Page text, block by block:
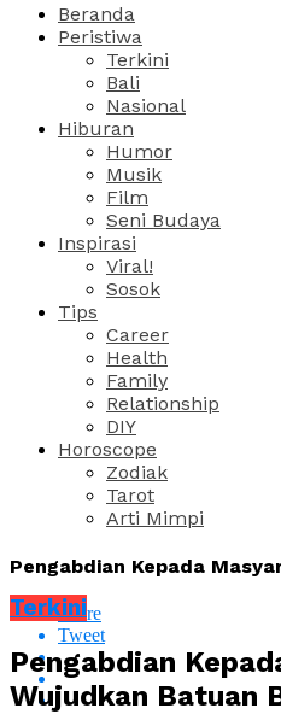
Beranda
Peristiwa
Terkini
Bali
Nasional
Hiburan
Humor
Musik
Film
Seni Budaya
Inspirasi
Viral!
Sosok
Tips
Career
Health
Family
Relationship
DIY
Horoscope
Zodiak
Tarot
Arti Mimpi
Pengabdian Kepada
Share
Tweet
Terkini
Pengabdian
Wujudkan Batuan